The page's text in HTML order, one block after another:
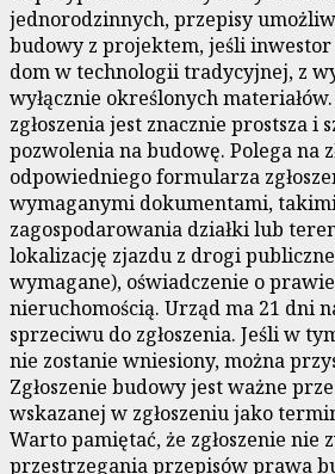
jednorodzinnych, przepisy
budowy z projektem, jeśli
dom w technologii tradycyjnej, z
wyłącznie określonych
zgłoszenia jest znacznie prostsza i
pozwolenia na budowę. Polega na
odpowiedniego formularza
wymaganymi dokumentami,
zagospodarowania działki lub
lokalizację zjazdu z drogi
wymagane), oświadczenie o
nieruchomością. Urząd ma 21 dni
sprzeciwu do zgłoszenia. Jeśli w
nie zostanie wniesiony, można
Zgłoszenie budowy jest ważne
wskazanej w zgłoszeniu jako
Warto pamiętać, że zgłoszenie nie
przestrzegania przepisów prawa